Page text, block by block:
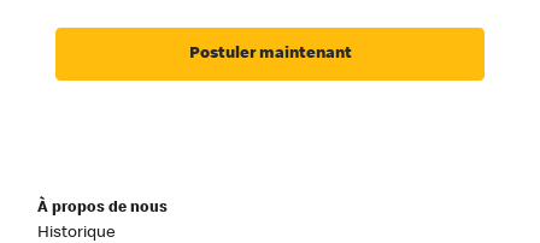
Postuler maintenant
À propos de nous
Historique